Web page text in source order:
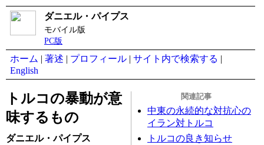
ダニエル・パイプス
モバイル版
PC版
ホーム | 著述 | プロフィール | サイト内で検索する |
English
関連記事
中東の永続的な対抗心の
イラン対トルコ
トルコの良き知らせ
トルコの暴動が意
味するもの
ダニエル・パイプス